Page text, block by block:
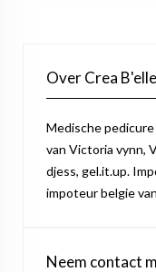
Over Crea B'elle
Medische
van Victoria vynn,
djess, gel.it.up.
impoteur belgie
Neem contact